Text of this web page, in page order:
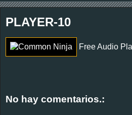
PLAYER-10
Free Audio
No hay comentarios.: